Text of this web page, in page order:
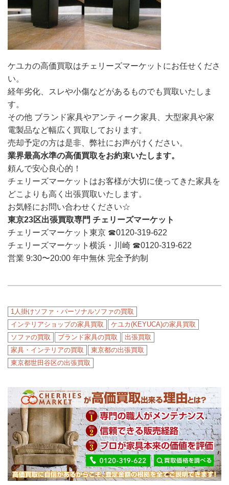
ケユカの高価買取はチェリーズマーケットにお任せくださ
い。
経年劣化、スレや小傷などがあるものでも買取いたしま
す。
その他 ブランド家具やアンティーク家具、大型家具や家
電製品など幅広く買取しております。
売却予定の方は是非、弊社にお声がけください。
業界最高水準の高価買取をお約束いたします。
頼んで安心良心的！
チェリーズマーケットはお客様が大切に使ってきた家具を
どこよりも高く出張買取いたします。
お気軽にお問い合わせください☆
東京23区出張買取専門 チェリーズマーケット
チェリーズマーケット東京 ☎︎0120-319-622
チェリーズマーケット横浜・川崎 ☎︎0120-319-622
営業 9:30〜20:00 年中無休 完全予約制
1人掛けソファ・パーソナルソファの買取
インテリアショップの家具買取
ケユカ(KEYUCA)の家具買取
ソファの買取
ブランド家具の買取
出張買取
家具・インテリアの買取
東京都の出張買取
東京都世田谷区の出張買取